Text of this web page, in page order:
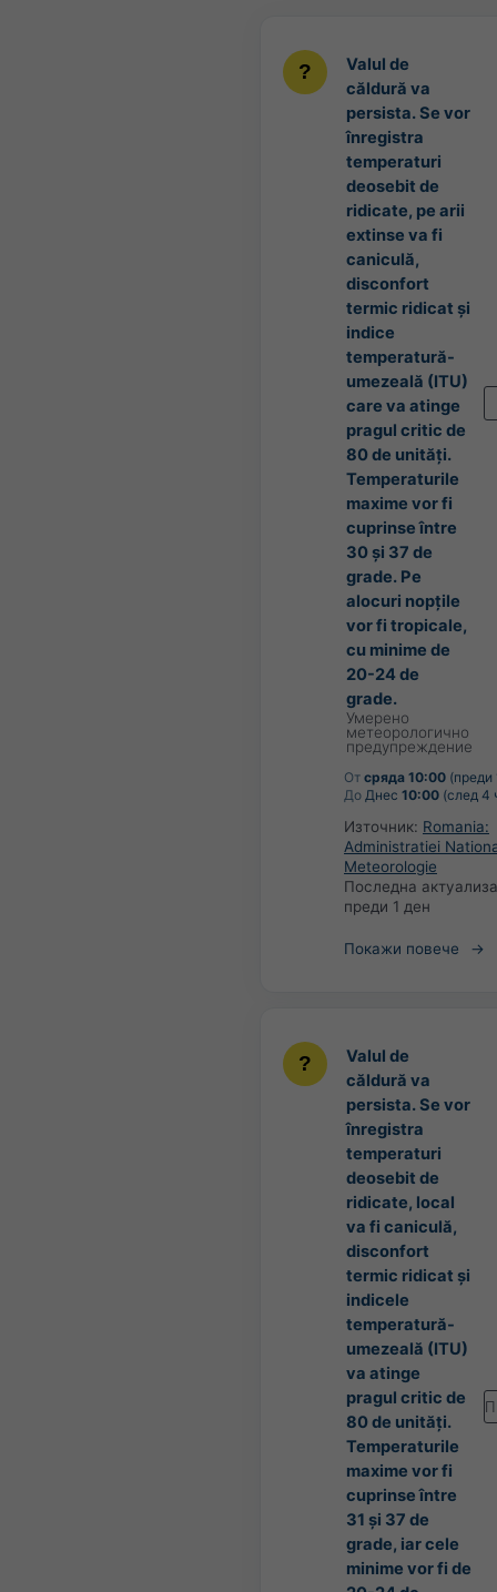
Valul de
căldură va
persista. Se vor
înregistra
temperaturi
deosebit de
ridicate, pe arii
extinse va fi
caniculă,
disconfort
termic ridicat și
indice
temperatură-
umezeală (ITU)
care va atinge
pragul critic de
80 de unități.
Temperaturile
maxime vor fi
cuprinse între
30 și 37 de
grade. Pe
alocuri nopțile
vor fi tropicale,
cu minime de
20-24 de
grade.
Умерено
метеорологично
предупреждение
От сряда 10:00 (преди
До Днес 10:00 (след 4
Източник: Romania:
Administratiei
Meteorologie
Последна
преди 1 ден
Покажи повече
Valul de
căldură va
persista. Se vor
înregistra
temperaturi
deosebit de
ridicate, local
va fi caniculă,
disconfort
termic ridicat și
indicele
temperatură-
umezeală (ITU)
va atinge
pragul critic de
80 de unități.
Temperaturile
maxime vor fi
cuprinse între
31 și 37 de
grade, iar cele
minime vor fi de